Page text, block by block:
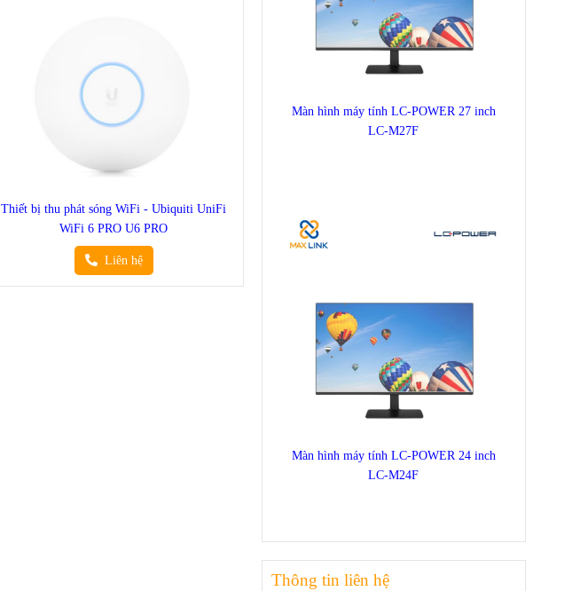
Thiết bị thu phát sóng WiFi - Ubiquiti UniFi
WiFi 6 PRO U6 PRO
Liên hệ
Màn hình máy tính LC-POWER 27 inch
LC-M27F
Màn hình máy tính LC-POWER 24 inch
LC-M24F
Thông tin liên hệ